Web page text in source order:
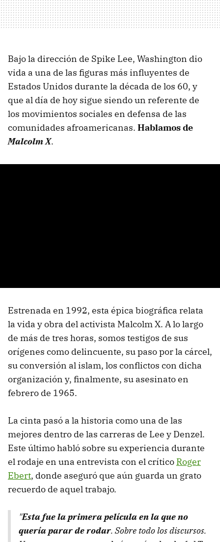
Bajo la dirección de Spike Lee, Washington dio
vida a una de las figuras más influyentes de
Estados Unidos durante la década de los 60, y
que al día de hoy sigue siendo un referente de
los movimientos sociales en defensa de las
comunidades afroamericanas. Hablamos de
Malcolm X.
Estrenada en 1992, esta épica biográfica relata
la vida y obra del activista Malcolm X. A lo largo
de más de tres horas, somos testigos de sus
orígenes como delincuente, su paso por la cárcel,
su conversión al islam, los conflictos con dicha
organización y, finalmente, su asesinato en
febrero de 1965.
La cinta pasó a la historia como una de las
mejores dentro de las carreras de Lee y Denzel.
Este último habló sobre su experiencia durante
el rodaje en una entrevista con el crítico Roger
Ebert, donde aseguró que aún guarda un grato
recuerdo de aquel trabajo.
"Esta fue la primera película en la que no
quería parar de rodar. Sobre todo los discursos.